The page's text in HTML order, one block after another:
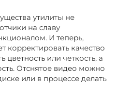
утилиты не
на славу
И теперь,
качество
цветность или четкость, а
Отснятое видео можно
или в процессе делать